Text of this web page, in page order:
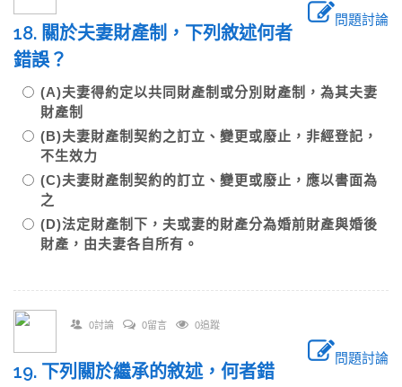
問題討論
18. 關於夫妻財產制，下列敘述何者
錯誤？
(A)夫妻得約定以共同財產制或分別財產制，為其夫妻
財產制
(B)夫妻財產制契約之訂立、變更或廢止，非經登記，
不生效力
(C)夫妻財產制契約的訂立、變更或廢止，應以書面為
之
(D)法定財產制下，夫或妻的財產分為婚前財產與婚後
財產，由夫妻各自所有。
0討論 0留言 0追蹤
問題討論
19. 下列關於繼承的敘述，何者錯